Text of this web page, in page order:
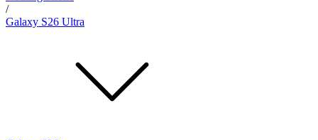
/
Galaxy S26 Ultra